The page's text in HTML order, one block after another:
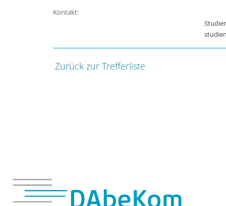
Kontakt:
Zurück zur Trefferliste